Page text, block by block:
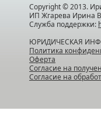
Copyright © 2013.
ИП Жгарева Ирина
Служба поддержки:
ЮРИДИЧЕСКАЯ
Политика
Оферта
Согласие на
Согласие на